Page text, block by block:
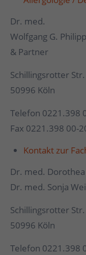
Dr. med.
Wolfgang G.
& Partner
Schillingsrotter Str.
50996 Köln
Telefon 0221.398
Fax 0221.398 00-
Kontakt zur
Dr. med.
Dr. med. Sonja
Schillingsrotter Str.
50996 Köln
Telefon 0221.398